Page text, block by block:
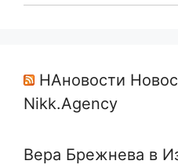
НАновости
Nikk.Agency
Вера Брежнева в